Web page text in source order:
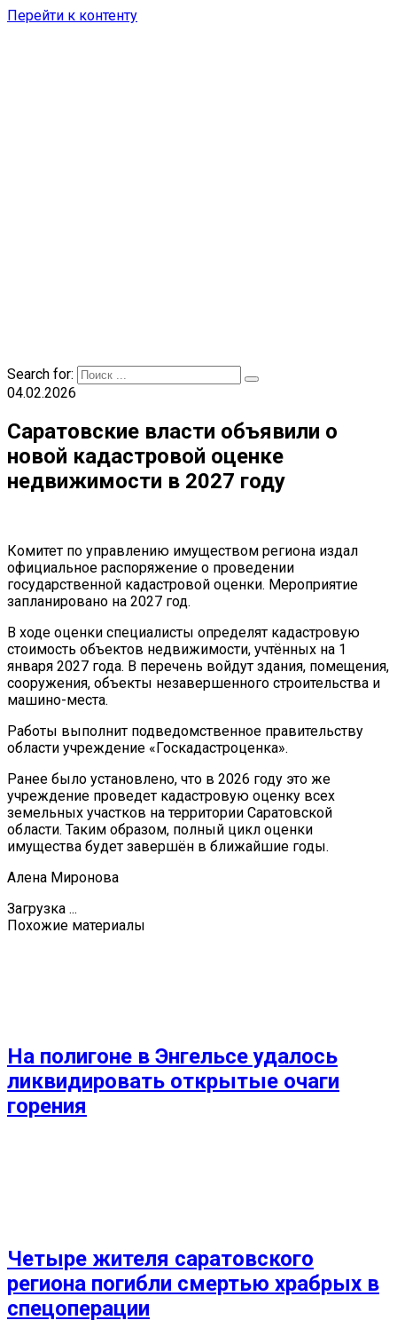
Перейти к контенту
Search for:
04.02.2026
Саратовские власти объявили о
новой кадастровой оценке
недвижимости в 2027 году
Комитет по управлению имуществом региона издал
официальное распоряжение о проведении
государственной кадастровой оценки. Мероприятие
запланировано на 2027 год.
В ходе оценки специалисты определят кадастровую
стоимость объектов недвижимости, учтённых на 1
января 2027 года. В перечень войдут здания, помещения,
сооружения, объекты незавершенного строительства и
машино-места.
Работы выполнит подведомственное правительству
области учреждение «Госкадастроценка».
Ранее было установлено, что в 2026 году это же
учреждение проведет кадастровую оценку всех
земельных участков на территории Саратовской
области. Таким образом, полный цикл оценки
имущества будет завершён в ближайшие годы.
Алена Миронова
Загрузка ...
Похожие материалы
На полигоне в Энгельсе удалось
ликвидировать открытые очаги
горения
Четыре жителя саратовского
региона погибли смертью храбрых в
спецоперации